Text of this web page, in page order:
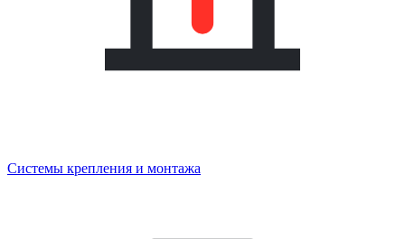
Системы крепления и монтажа